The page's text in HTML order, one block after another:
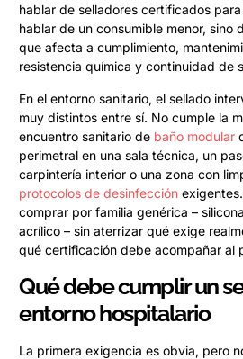
hablar de selladores certificados
hablar de un consumible menor, sino
que afecta a cumplimiento,
resistencia química y continuidad de
En el entorno sanitario, el sellado
muy distintos entre sí. No cumple la
encuentro sanitario de baño modular
perimetral en una sala técnica, un
carpintería interior o una zona con
protocolos de desinfección
comprar por familia genérica –
acrílico – sin aterrizar qué exige
qué certificación debe acompañar al
Qué debe cumplir un
entorno hospitalario
La primera exigencia es obvia, pero